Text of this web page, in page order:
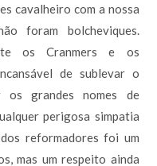
cavalheiro com a nossa
foram bolcheviques.
os Cranmers e os
de sublevar o
os grandes nomes de
perigosa simpatia
reformadores foi um
mas um respeito ainda